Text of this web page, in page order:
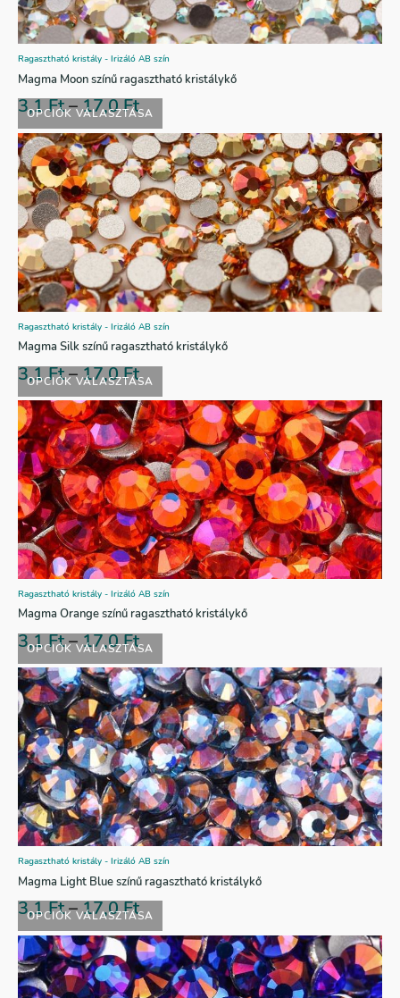
OPCIÓK VÁLASZTÁSA
Ragasztható kristály - Irizáló AB szín
Magma Moon színű ragasztható kristálykő
3,1Ft–17,0Ft
OPCIÓK VÁLASZTÁSA
Ragasztható kristály - Irizáló AB szín
Magma Silk színű ragasztható kristálykő
3,1Ft–17,0Ft
OPCIÓK VÁLASZTÁSA
Ragasztható kristály - Irizáló AB szín
Magma Orange színű ragasztható kristálykő
3,1Ft–17,0Ft
OPCIÓK VÁLASZTÁSA
Ragasztható kristály - Irizáló AB szín
Magma Light Blue színű ragasztható kristálykő
3,1Ft–17,0Ft